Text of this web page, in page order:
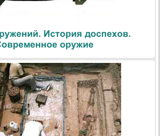
История доспехов.
оружие